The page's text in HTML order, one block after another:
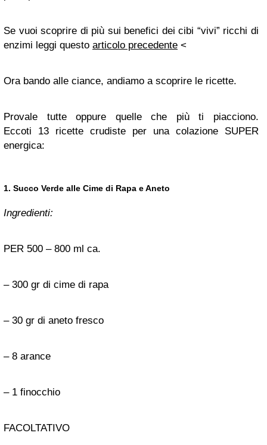
Se vuoi scoprire di più sui benefici dei cibi “vivi” ricchi di
enzimi leggi questo articolo precedente <
Ora bando alle ciance, andiamo a scoprire le ricette.
Provale tutte oppure quelle che più ti piacciono.
Eccoti 13 ricette crudiste per una colazione SUPER
energica:
1. Succo Verde alle Cime di Rapa e Aneto
Ingredienti:
PER 500 – 800 ml ca.
– 300 gr di cime di rapa
– 30 gr di aneto fresco
– 8 arance
– 1 finocchio
FACOLTATIVO